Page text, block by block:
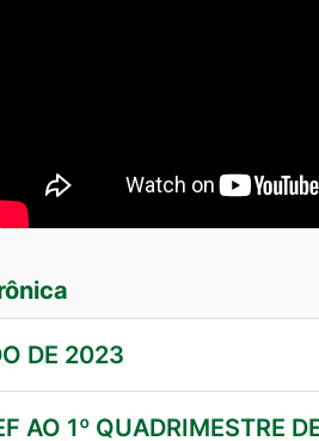
DE 2023
AO 1º QUADRIMESTRE